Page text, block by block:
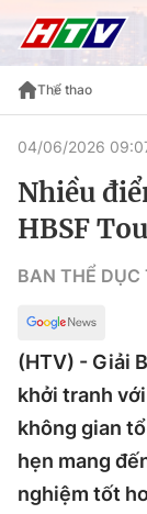
Thể thao
04/06/2026
Nhiều
HBSF
BAN THỂ DỤC
(HTV) - Giải
khởi tranh
không gian
hẹn mang
nghiệm tốt